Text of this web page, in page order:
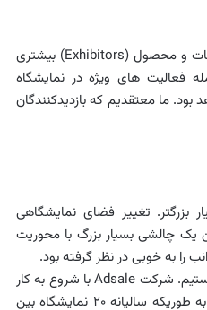
و محصول (Exhibitors) بیشتری
فعالیت های ویژه در نمایشگاه
ما معتقدیم که بازدیدکنندگان
تغییر فضای نمایشگاهی
است. این یک چالشی بسیار بزرگ با محوریت
را به خوبی در نظر گرفته بود.
شرکت Adsaleبا شروع به کار
خود در سال 1978 به یک پیشرو در زمینه ی برگزاری نمایشگاه های صنعتی تبدیل شد به طوریکه سالیانه 20 نمایشگاه بین